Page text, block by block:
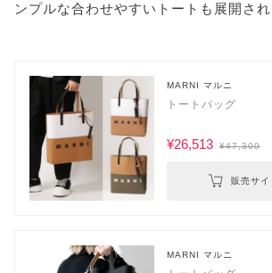
ンプルな合わせやすいトートも展開され
MARNI マルニ
トートバッグ
¥26,513 ¥47,300
販売サイ
MARNI マルニ